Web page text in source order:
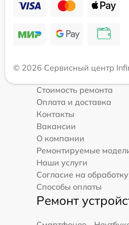
© 2026 Сервисный центр
Стоимость ремонта
Оплата и доставка
Контакты
Вакансии
О компании
Ремонтируемые
Наши услуги
Согласие на
Способы оплаты
Ремонт